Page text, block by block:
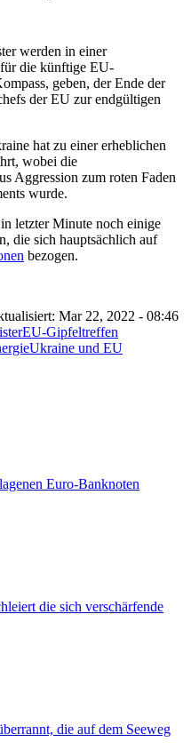
werden in einer
die künftige EU-
geben, der Ende der
der EU zur endgültigen
hat zu einer erheblichen
wobei die
Aggression zum roten Faden
wurde.
letzter Minute noch einige
die sich hauptsächlich auf
bezogen.
Mar 22, 2022 - 08:46
EU-Gipfeltreffen
Ukraine und EU
Euro-Banknoten
die sich verschärfende
die auf dem Seeweg